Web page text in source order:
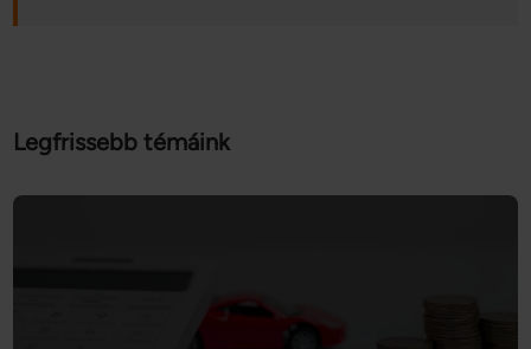
Legfrissebb témáink